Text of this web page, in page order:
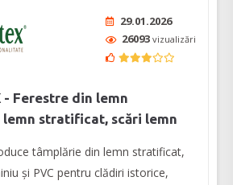
29.01.2026
26093 vizualizări
- Ferestre din lemn
stratificat, scări lemn
tâmplărie din lemn stratificat,
și PVC pentru clădiri istorice,